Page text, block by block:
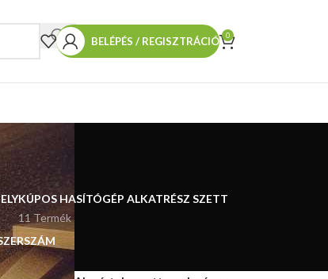
BELÉPÉS / REGISZTRÁCIÓ 0
KÚPOS HASÍTÓGÉP ALKATRÉSZ SZETT
11 Termék